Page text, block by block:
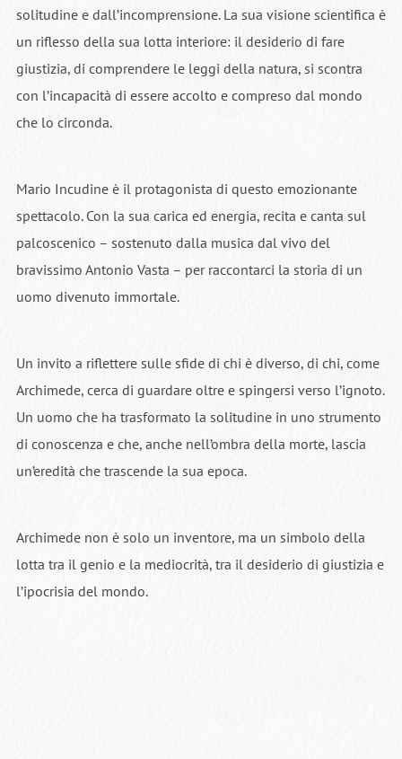
solitudine e dall’incomprensione. La sua visione scientifica è
un riflesso della sua lotta interiore: il desiderio di fare
giustizia, di comprendere le leggi della natura, si scontra
con l’incapacità di essere accolto e compreso dal mondo
che lo circonda.
Mario Incudine è il protagonista di questo emozionante
spettacolo. Con la sua carica ed energia, recita e canta sul
palcoscenico – sostenuto dalla musica dal vivo del
bravissimo Antonio Vasta – per raccontarci la storia di un
uomo divenuto immortale.
Un invito a riflettere sulle sfide di chi è diverso, di chi, come
Archimede, cerca di guardare oltre e spingersi verso l’ignoto.
Un uomo che ha trasformato la solitudine in uno strumento
di conoscenza e che, anche nell’ombra della morte, lascia
un’eredità che trascende la sua epoca.
Archimede non è solo un inventore, ma un simbolo della
lotta tra il genio e la mediocrità, tra il desiderio di giustizia e
l’ipocrisia del mondo.